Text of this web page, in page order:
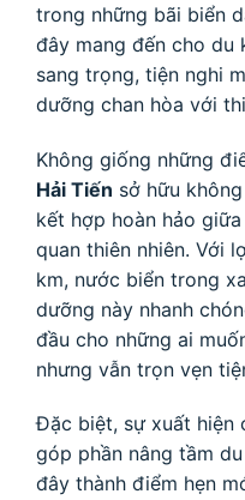
trong những bãi biển
đây mang đến cho du
sang trọng, tiện nghi
dưỡng chan hòa với
Không giống những
Hải Tiến sở hữu
kết hợp hoàn hảo
quan thiên nhiên. Với
km, nước biển trong
dưỡng này nhanh
đầu cho những ai
nhưng vẫn trọn vẹn
Đặc biệt, sự xuất hiện
góp phần nâng tầm
đây thành điểm hẹn